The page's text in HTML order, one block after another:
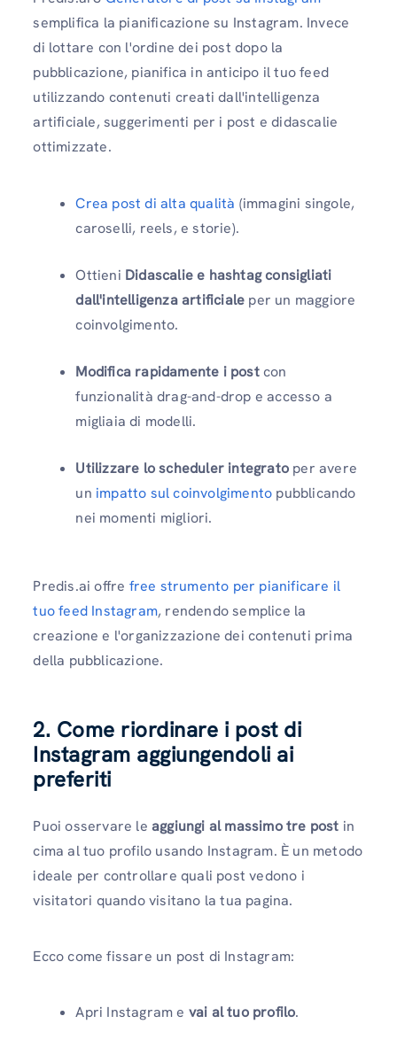
semplifica la pianificazione su Instagram. Invece
di lottare con l'ordine dei post dopo la
pubblicazione, pianifica in anticipo il tuo feed
utilizzando contenuti creati dall'intelligenza
artificiale, suggerimenti per i post e didascalie
ottimizzate.
Crea post di alta qualità (immagini singole,
caroselli, reels, e storie).
Ottieni Didascalie e hashtag consigliati
dall'intelligenza artificiale per un maggiore
coinvolgimento.
Modifica rapidamente i postcon
funzionalità drag-and-drop e accesso a
migliaia di modelli.
Utilizzare lo scheduler integrato per avere
un impatto sul coinvolgimento pubblicando
nei momenti migliori.
Predis.ai offre free strumento per pianificare il
tuo feed Instagram, rendendo semplice la
creazione e l'organizzazione dei contenuti prima
della pubblicazione.
2. Come riordinare i post di
Instagram aggiungendoli ai
preferiti
Puoi osservare le aggiungi al massimo tre post in
cima al tuo profilo usando Instagram. È un metodo
ideale per controllare quali post vedono i
visitatori quando visitano la tua pagina.
Ecco come fissare un post di Instagram:
Apri Instagram e vai al tuo profilo.